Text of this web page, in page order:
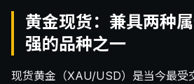
黄金现货：兼具两种
强的品种之一
现货黄金（XAU/USD）是当今最受